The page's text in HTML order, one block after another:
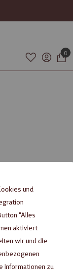
0
und
"Alles
aktiviert
wir und die
Informationen zu